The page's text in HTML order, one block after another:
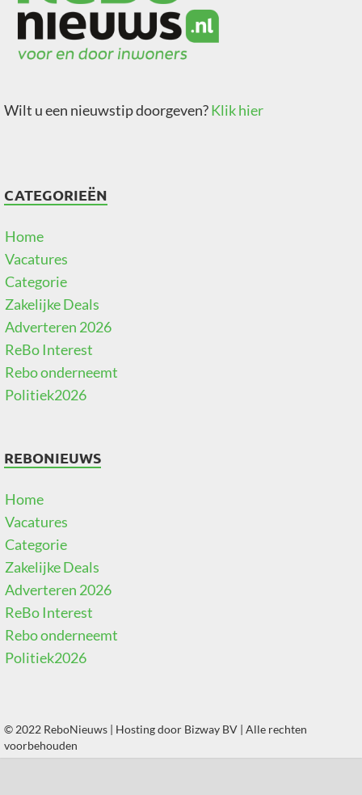
Wilt u een nieuwstip doorgeven?Klik hier
CATEGORIEËN
Home
Vacatures
Categorie
Zakelijke Deals
Adverteren 2026
ReBo Interest
Rebo onderneemt
Politiek2026
REBONIEUWS
Home
Vacatures
Categorie
Zakelijke Deals
Adverteren 2026
ReBo Interest
Rebo onderneemt
Politiek2026
© 2022 ReboNieuws | Hosting door Bizway BV | Alle rechten
voorbehouden